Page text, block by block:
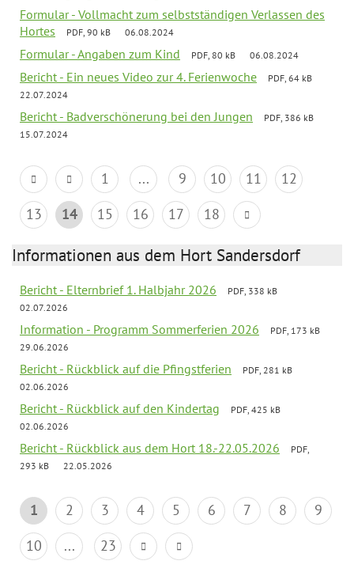
Formular - Vollmacht zum selbstständigen Verlassen des
Hortes
PDF, 90 kB 06.08.2024
Formular - Angaben zum Kind PDF, 80 kB 06.08.2024
Bericht - Ein neues Video zur 4. Ferienwoche
PDF, 64 kB
22.07.2024
Bericht - Badverschönerung bei den Jungen
PDF, 386 kB
15.07.2024
1 ... 9 10 11
12
13
14 15 16 17 18
Informationen aus dem Hort Sandersdorf
Bericht - Elternbrief 1. Halbjahr 2026
PDF, 338 kB
02.07.2026
Information - Programm Sommerferien 2026
PDF, 173 kB
29.06.2026
Bericht - Rückblick auf die Pfingstferien
PDF, 281 kB
02.06.2026
Bericht - Rückblick auf den Kindertag
PDF, 425 kB
02.06.2026
Bericht - Rückblick aus dem Hort 18.-22.05.2026
PDF,
293 kB
22.05.2026
1 2 3 4 5 6 7 8
9
10
... 23